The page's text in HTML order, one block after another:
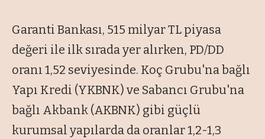
Garanti Bankası, 515 milyar TL piyasa
değeri ile ilk sırada yer alırken, PD/DD
oranı 1,52 seviyesinde. Koç Grubu'na bağlı
Yapı Kredi (YKBNK) ve Sabancı Grubu'na
bağlı Akbank (AKBNK) gibi güçlü
kurumsal yapılarda da oranlar 1,2-1,3